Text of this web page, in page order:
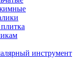
инструмент